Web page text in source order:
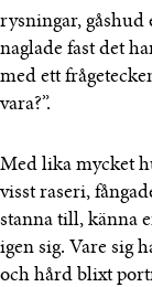
rysningar,
naglade fast det
med ett
vara?”.
Med lika mycket
visst raseri,
stanna till, känna
igen sig. Vare sig
och hård blixt